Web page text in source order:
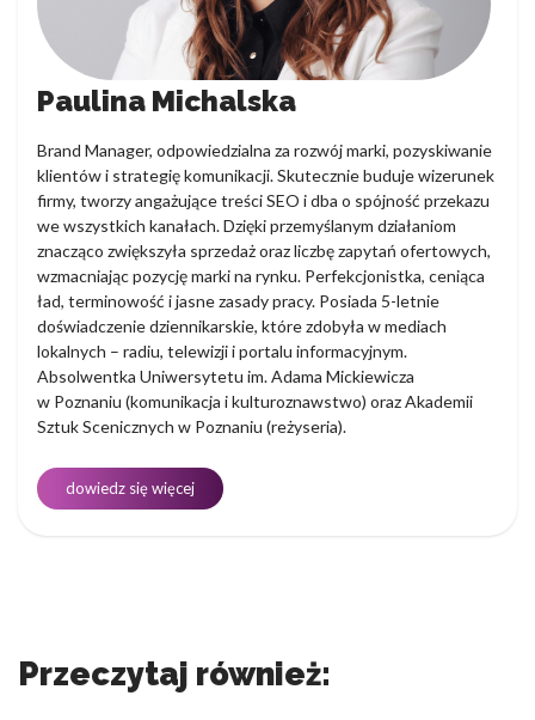
Paulina Michalska
Brand Manager, odpowiedzialna za rozwój marki, pozyskiwanie
klientów i strategię komunikacji. Skutecznie buduje wizerunek
firmy, tworzy angażujące treści SEO i dba o spójność przekazu
we wszystkich kanałach. Dzięki przemyślanym działaniom
znacząco zwiększyła sprzedaż oraz liczbę zapytań ofertowych,
wzmacniając pozycję marki na rynku. Perfekcjonistka, ceniąca
ład, terminowość i jasne zasady pracy. Posiada 5-letnie
doświadczenie dziennikarskie, które zdobyła w mediach
lokalnych – radiu, telewizji i portalu informacyjnym.
Absolwentka Uniwersytetu im. Adama Mickiewicza
w Poznaniu (komunikacja i kulturoznawstwo) oraz Akademii
Sztuk Scenicznych w Poznaniu (reżyseria).
dowiedz się więcej
Przeczytaj również: